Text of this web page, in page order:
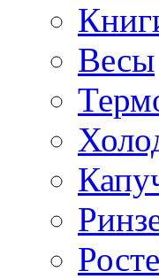
Весы